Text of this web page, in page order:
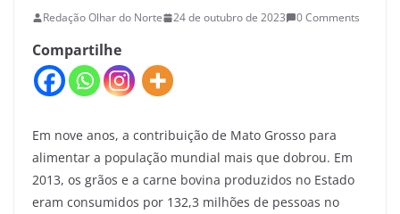
Redação Olhar do Norte 24 de outubro de 2023 0 Comments
Compartilhe
Em nove anos, a contribuição de Mato Grosso para
alimentar a população mundial mais que dobrou. Em
2013, os grãos e a carne bovina produzidos no Estado
eram consumidos por 132,3 milhões de pessoas no